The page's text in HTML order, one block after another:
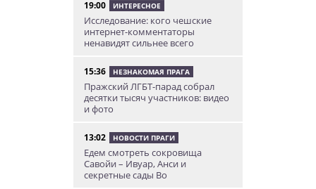
19:00 ИНТЕРЕСНОЕ
Исследование: кого чешские
интернет-комментаторы
ненавидят сильнее всего
15:36 НЕЗНАКОМАЯ ПРАГА
Пражский ЛГБТ-парад собрал
десятки тысяч участников: видео
и фото
13:02 НОВОСТИ ПРАГИ
Едем смотреть сокровища
Савойи – Ивуар, Анси и
секретные сады Во